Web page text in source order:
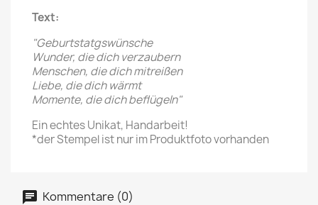
Text:
"Geburtstatgswünsche
Wunder, die dich verzaubern
Menschen, die dich mitreißen
Liebe, die dich wärmt
Momente, die dich beflügeln"
Ein echtes Unikat, Handarbeit!
*der Stempel ist nur im Produktfoto vorhanden
Kommentare (0)